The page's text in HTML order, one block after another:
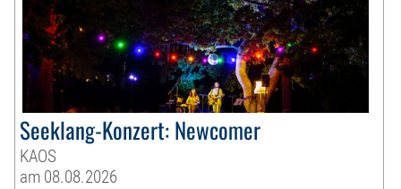
Seeklang-Konzert: Newcomer
KAOS
am 08.08.2026